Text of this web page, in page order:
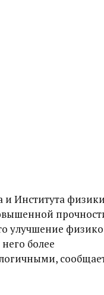
и Института
улучшение
более